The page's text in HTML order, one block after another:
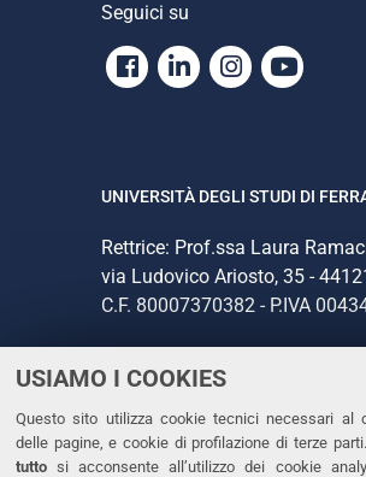
USIAMO I COOKIES
Questo sito utilizza cookie tecnici necessari al
delle pagine, e cookie di profilazione di terze
tutto si acconsente all’utilizzo dei cookie
Seguici su
Facebook
LinkedinInstagram
UNIVERSITÀ DEGLI STUDI DI
Rettrice: Prof.ssa Laura
via Ludovico Ariosto, 35 -
C.F. 80007370382 - P.IVA
CONTATTI
Tel. +39 0532 293111
Fax. +39 0532 293031